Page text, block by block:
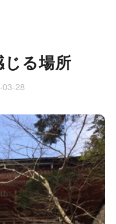
る場所
28